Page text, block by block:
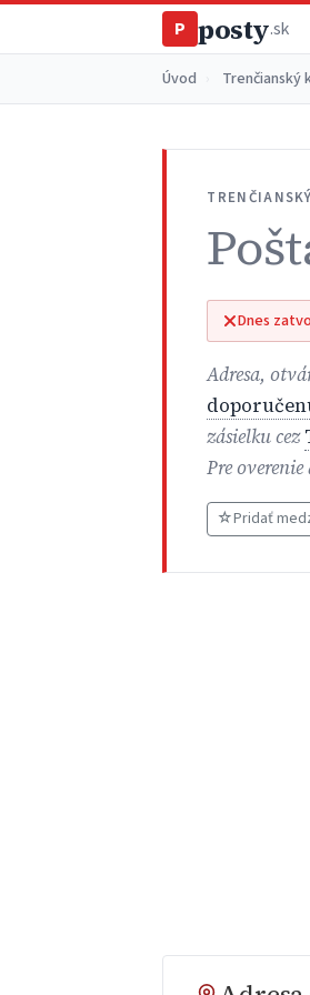
P posty.sk
Úvod Trenčianský
Dnes
Adresa,
zásielku cez
Pre
☆Pridať